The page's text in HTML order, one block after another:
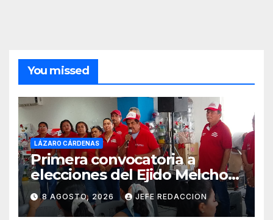
You missed
LÁZARO CÁRDENAS
Primera convocatoria a
elecciones del Ejido Melchor
Ocampo en Lázaro Cárdenas
el domingo
8 AGOSTO, 2026 JEFE REDACCION